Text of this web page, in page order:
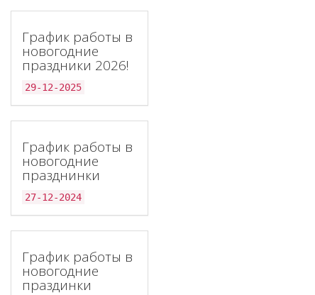
График работы в
новогодние
праздники 2026!
29-12-2025
График работы в
новогодние
празднинки
27-12-2024
График работы в
новогодние
праздинки